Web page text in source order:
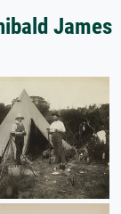
James